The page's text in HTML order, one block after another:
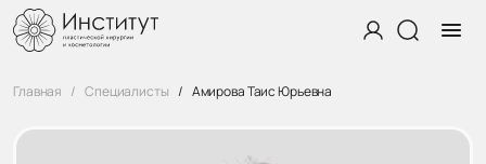
Главная Специалисты Амирова Таис Юрьевна